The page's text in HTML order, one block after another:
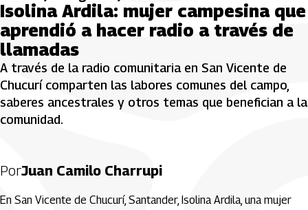
Isolina Ardila: mujer campesina que
aprendió a hacer radio a través de
llamadas
A través de la radio comunitaria en San Vicente de
Chucurí comparten las labores comunes del campo,
saberes ancestrales y otros temas que benefician a la
comunidad.
PorJuan Camilo Charrupi
En San Vicente de Chucurí, Santander, Isolina Ardila, una mujer